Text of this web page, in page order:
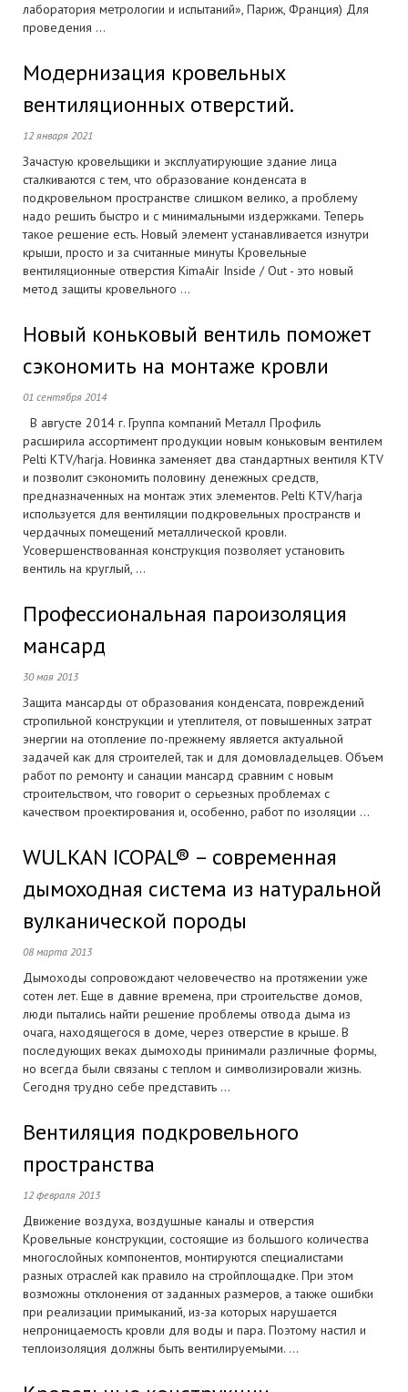
лаборатория метрологии и испытаний», Париж, Франция) Для
проведения ...
Модернизация кровельных
вентиляционных отверстий.
12 января 2021
Зачастую кровельщики и эксплуатирующие здание лица
сталкиваются с тем, что образование конденсата в
подкровельном пространстве слишком велико, а проблему
надо решить быстро и с минимальными издержками. Теперь
такое решение есть. Новый элемент устанавливается изнутри
крыши, просто и за считанные минуты Кровельные
вентиляционные отверстия KimaAir Inside / Out - это новый
метод защиты кровельного ...
Новый коньковый вентиль поможет
сэкономить на монтаже кровли
01 сентября 2014
В августе 2014 г. Группа компаний Металл Профиль
расширила ассортимент продукции новым коньковым вентилем
Pelti KTV/harja. Новинка заменяет два стандартных вентиля KTV
и позволит сэкономить половину денежных средств,
предназначенных на монтаж этих элементов. Pelti KTV/harja
используется для вентиляции подкровельных пространств и
чердачных помещений металлической кровли.
Усовершенствованная конструкция позволяет установить
вентиль на круглый, ...
Профессиональная пароизоляция
мансард
30 мая 2013
Защита мансарды от образования конденсата, повреждений
стропильной конструкции и утеплителя, от повышенных затрат
энергии на отопление по-прежнему является актуальной
задачей как для строителей, так и для домовладельцев. Объем
работ по ремонту и санации мансард сравним с новым
строительством, что говорит о серьезных проблемах с
качеством проектирования и, особенно, работ по изоляции ...
WULKAN ICOPAL® – современная
дымоходная система из натуральной
вулканической породы
08 марта 2013
Дымоходы сопровождают человечество на протяжении уже
сотен лет. Еще в давние времена, при строительстве домов,
люди пытались найти решение проблемы отвода дыма из
очага, находящегося в доме, через отверстие в крыше. В
последующих веках дымоходы принимали различные формы,
но всегда были связаны с теплом и символизировали жизнь.
Сегодня трудно себе представить ...
Вентиляция подкровельного
пространства
12 февраля 2013
Движение воздуха, воздушные каналы и отверстия
Кровельные конструкции, состоящие из большого количества
многослойных компонентов, монтируются специалистами
разных отраслей как правило на стройплощадке. При этом
возможны отклонения от заданных размеров, а также ошибки
при реализации примыканий, из-за которых нарушается
непроницаемость кровли для воды и пара. Поэтому настил и
теплоизоляция должны быть вентилируемыми. ...